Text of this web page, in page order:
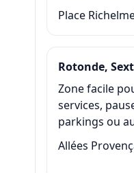
Place
Rotonde,
Zone facile
services,
parkings ou
Allées